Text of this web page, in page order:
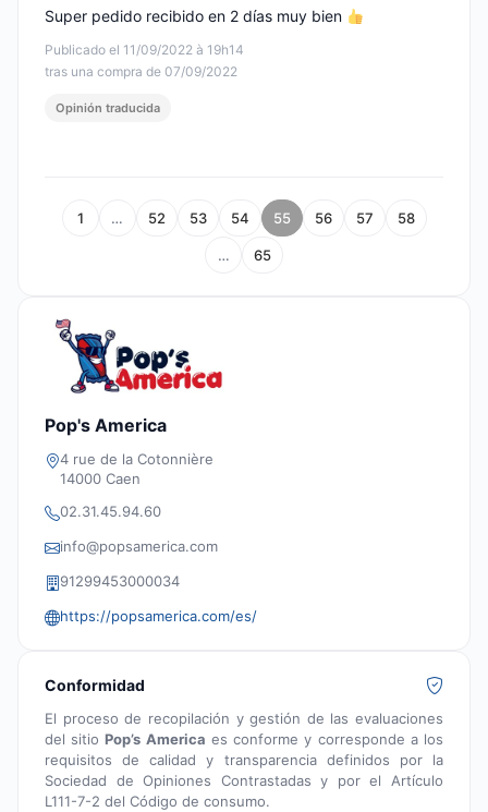
Publicado el 11/09/2022 à 19h14
tras una compra de 07/09/2022
Super pedido recibido en 2 días muy bien
Opinión traducida
1 … 52 53 54 55 56 57 58
… 65
Pop's America
4 rue de la Cotonnière
14000 Caen
02.31.45.94.60
info@popsamerica.com
91299453000034
https://popsamerica.com/es/
Conformidad
El proceso de recopilación y gestión de las evaluaciones
del sitioPop’s America es conforme y corresponde a los
requisitos de calidad y transparencia definidos por la
Sociedad de Opiniones Contrastadas y por el Artículo
L111-7-2 del Código de consumo.